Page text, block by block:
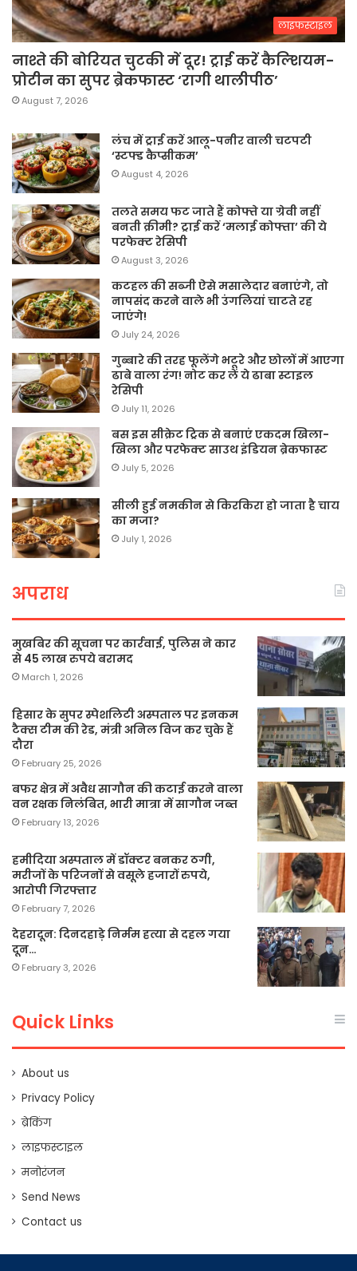
लाइफस्टाइल
नाश्ते की बोरियत चुटकी में दूर! ट्राई करें कैल्शियम-
प्रोटीन का सुपर ब्रेकफास्ट ‘रागी थालीपीठ’
August 7, 2026
लंच में ट्राई करें आलू-पनीर वाली चटपटी
‘स्टफ्ड कैप्सीकम’
August 4, 2026
तलते समय फट जाते हैं कोफ्ते या ग्रेवी नहीं
बनती क्रीमी? ट्राई करें ‘मलाई कोफ्ता’ की ये
परफेक्ट रेसिपी
August 3, 2026
कटहल की सब्जी ऐसे मसालेदार बनाएंगे, तो
नापसंद करने वाले भी उंगलियां चाटते रह
जाएंगे!
July 24, 2026
गुब्बारे की तरह फूलेंगे भटूरे और छोलों में आएगा
ढाबे वाला रंग! नोट कर लें ये ढाबा स्टाइल
रेसिपी
July 11, 2026
बस इस सीक्रेट ट्रिक से बनाएं एकदम खिला-
खिला और परफेक्ट साउथ इंडियन ब्रेकफास्ट
July 5, 2026
सीली हुई नमकीन से किरकिरा हो जाता है चाय
का मजा?
July 1, 2026
अपराध
मुखबिर की सूचना पर कार्रवाई, पुलिस ने कार
से 45 लाख रुपये बरामद
March 1, 2026
हिसार के सुपर स्पेशलिटी अस्पताल पर इनकम
टैक्स टीम की रेड, मंत्री अनिल विज कर चुके हैं
दौरा
February 25, 2026
बफर क्षेत्र में अवैध सागौन की कटाई करने वाला
वन रक्षक निलंबित, भारी मात्रा में सागौन जब्त
February 13, 2026
हमीदिया अस्पताल में डॉक्टर बनकर ठगी,
मरीजों के परिजनों से वसूले हजारों रुपये,
आरोपी गिरफ्तार
February 7, 2026
देहरादून: दिनदहाड़े निर्मम हत्या से दहल गया
दून…
February 3, 2026
Quick Links
About us
Privacy Policy
ब्रेकिंग
लाइफस्टाइल
मनोरंजन
Send News
Contact us